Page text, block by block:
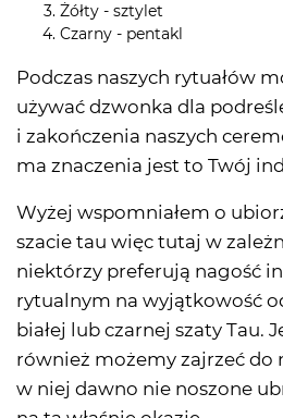
Żółty - sztylet
Czarny - pentakl
Podczas naszych rytuałów
używać dzwonka dla
i zakończenia naszych
ma znaczenia jest to Twój
Wyżej wspomniałem o
szacie tau więc tutaj w
niektórzy preferują nagość
rytualnym na wyjątkowość
białej lub czarnej szaty Tau.
również możemy zajrzeć do
w niej dawno nie noszone